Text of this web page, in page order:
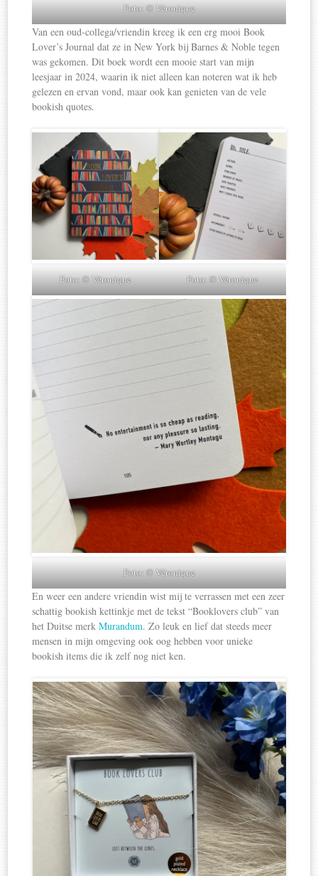
Foto: © Véronique
Van een oud-collega/vriendin kreeg ik een erg mooi Book
Lover’s Journal dat ze in New York bij Barnes & Noble tegen
was gekomen. Dit boek wordt een mooie start van mijn
leesjaar in 2024, waarin ik niet alleen kan noteren wat ik heb
gelezen en ervan vond, maar ook kan genieten van de vele
bookish quotes.
Foto: © Véronique Foto: © Véronique
Foto: © Véronique
En weer een andere vriendin wist mij te verrassen met een zeer
schattig bookish kettinkje met de tekst “Booklovers club” van
het Duitse merkMurandum. Zo leuk en lief dat steeds meer
mensen in mijn omgeving ook oog hebben voor unieke
bookish items die ik zelf nog niet ken.